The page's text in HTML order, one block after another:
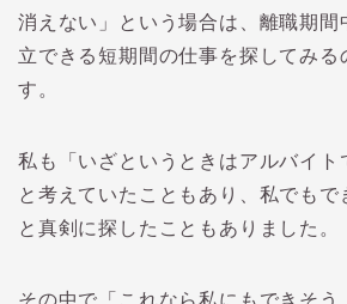
消えない」という場合は、離職期間
立できる短期間の仕事を探してみる
す。
私も「いざというときはアルバイト
と考えていたこともあり、私でもで
と真剣に探したこともありました。
その中で「これなら私にもできそう